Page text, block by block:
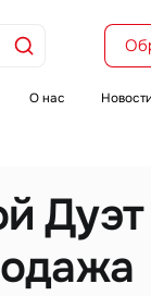
О нас
Дуэт